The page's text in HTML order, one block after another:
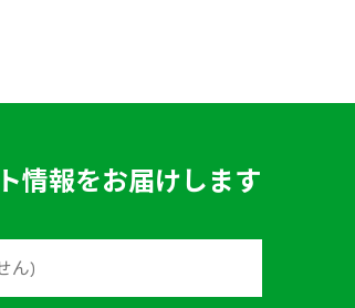
情報をお届けします